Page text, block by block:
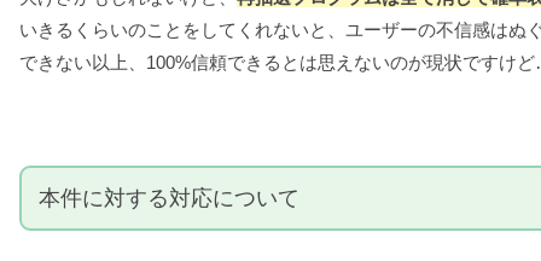
いきるくらいのことをしてくれないと、ユーザーの不信感は
できない以上、100%信頼できるとは思えないのが現状ですけ
本件に対する対応について